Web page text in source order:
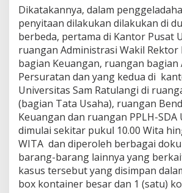
n
s
r
a
t
T
e
r
k
a
i
t
K
a
s
u
s
Dikatakannya, dalam
penyitaan dilakukan dilakukan di
berbeda, pertama di Kantor Pusat
ruangan Administrasi Wakil Rektor
bagian Keuangan, ruangan bagian
Persuratan dan yang kedua di
Universitas Sam Ratulangi di
(bagian Tata Usaha), ruangan
Keuangan dan ruangan PPLH-
dimulai sekitar pukul 10.00 Wita
WITA dan diperoleh berbagai
barang-barang lainnya yang
kasus tersebut yang disimpan
box kontainer besar dan 1 (satu)